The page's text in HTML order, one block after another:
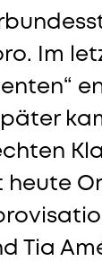
Im
heute
Tia